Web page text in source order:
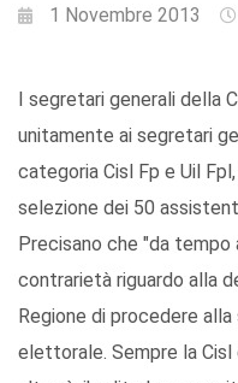
1 Novembre 2013
I segretari generali della
unitamente ai segretari
categoria Cisl Fp e Uil
selezione dei 50
Precisano che "da
contrarietà riguardo alla
Regione di procedere
elettorale. Sempre la Cisl